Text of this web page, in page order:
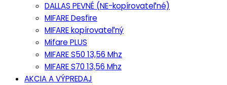
DALLAS PEVNÉ (NE-kopírovateľné)
MIFARE Desfire
MIFARE kopírovateľný
Mifare PLUS
MIFARE S50 13,56 Mhz
MIFARE S70 13,56 Mhz
AKCIA A VÝPREDAJ